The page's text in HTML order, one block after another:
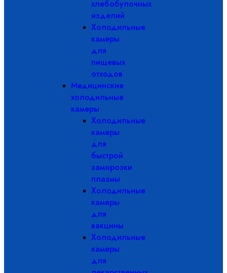
хлебобулочных
изделий
Холодильные
камеры
для
пищевых
отходов
Медицинские
холодильные
камеры
Холодильные
камеры
для
быстрой
заморозки
плазмы
Холодильные
камеры
для
вакцины
Холодильные
камеры
для